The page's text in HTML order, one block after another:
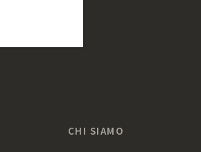
CHI SIAMO